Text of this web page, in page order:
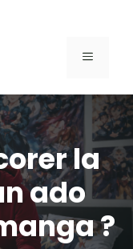
MENU
la
ado
?